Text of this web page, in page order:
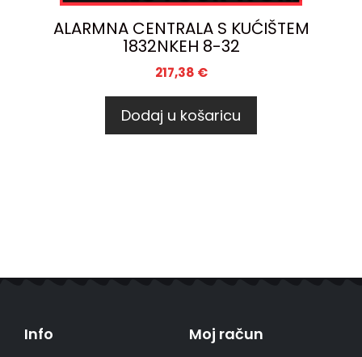
ALARMNA CENTRALA S KUĆIŠTEM
1832NKEH 8-32
217,38 €
Dodaj u košaricu
Info Moj račun